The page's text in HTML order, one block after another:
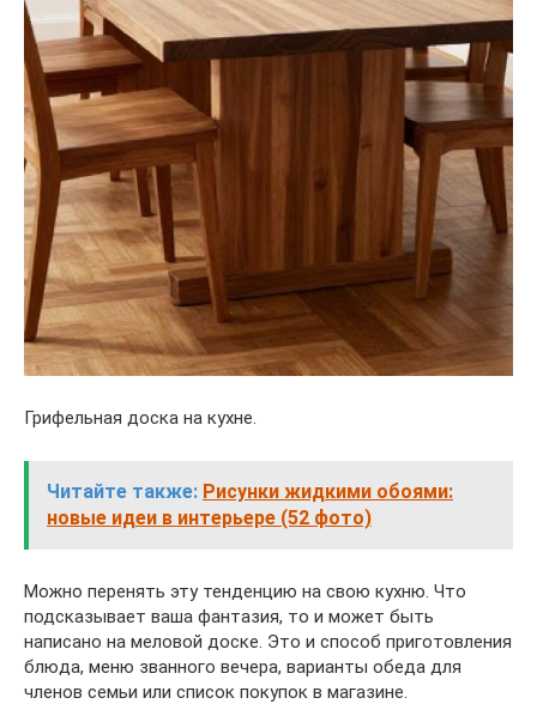
Грифельная доска на кухне.
Читайте также: Рисунки жидкими обоями:
новые идеи в интерьере (52 фото)
Можно перенять эту тенденцию на свою кухню. Что
подсказывает ваша фантазия, то и может быть
написано на меловой доске. Это и способ приготовления
блюда, меню званного вечера, варианты обеда для
членов семьи или список покупок в магазине.